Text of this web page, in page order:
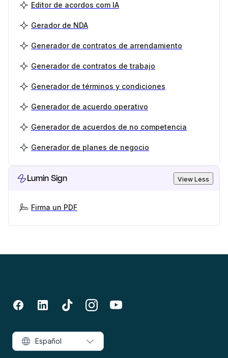
Editor de acordos com IA
Gerador de NDA
Generador de contratos de arrendamiento
Generador de contratos de trabajo
Generador de términos y condiciones
Generador de acuerdo operativo
Generador de acuerdos de no competencia
Generador de planes de negocio
Lumin Sign View Less
Firma un PDF
Español